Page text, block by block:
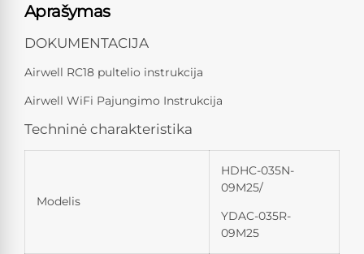
Aprašymas
DOKUMENTACIJA
Airwell RC18 pultelio instrukcija
Airwell WiFi Pajungimo Instrukcija
Techninė charakteristika
Modelis
HDHC-035N-
09M25/
YDAC-035R-
09M25